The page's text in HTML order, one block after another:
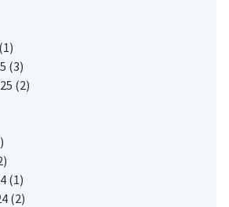
(1)
(3)
(2)
(1)
(2)